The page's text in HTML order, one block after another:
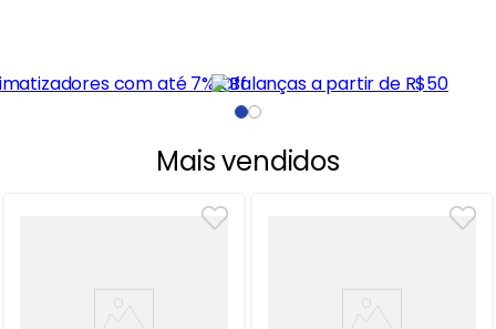
Mais vendidos